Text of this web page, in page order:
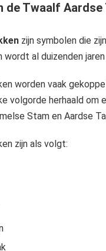
de Twaalf Aardse
zijn symbolen die
al duizenden
worden vaak
volgorde herhaald om
Stam en Aardse
zijn als volgt: